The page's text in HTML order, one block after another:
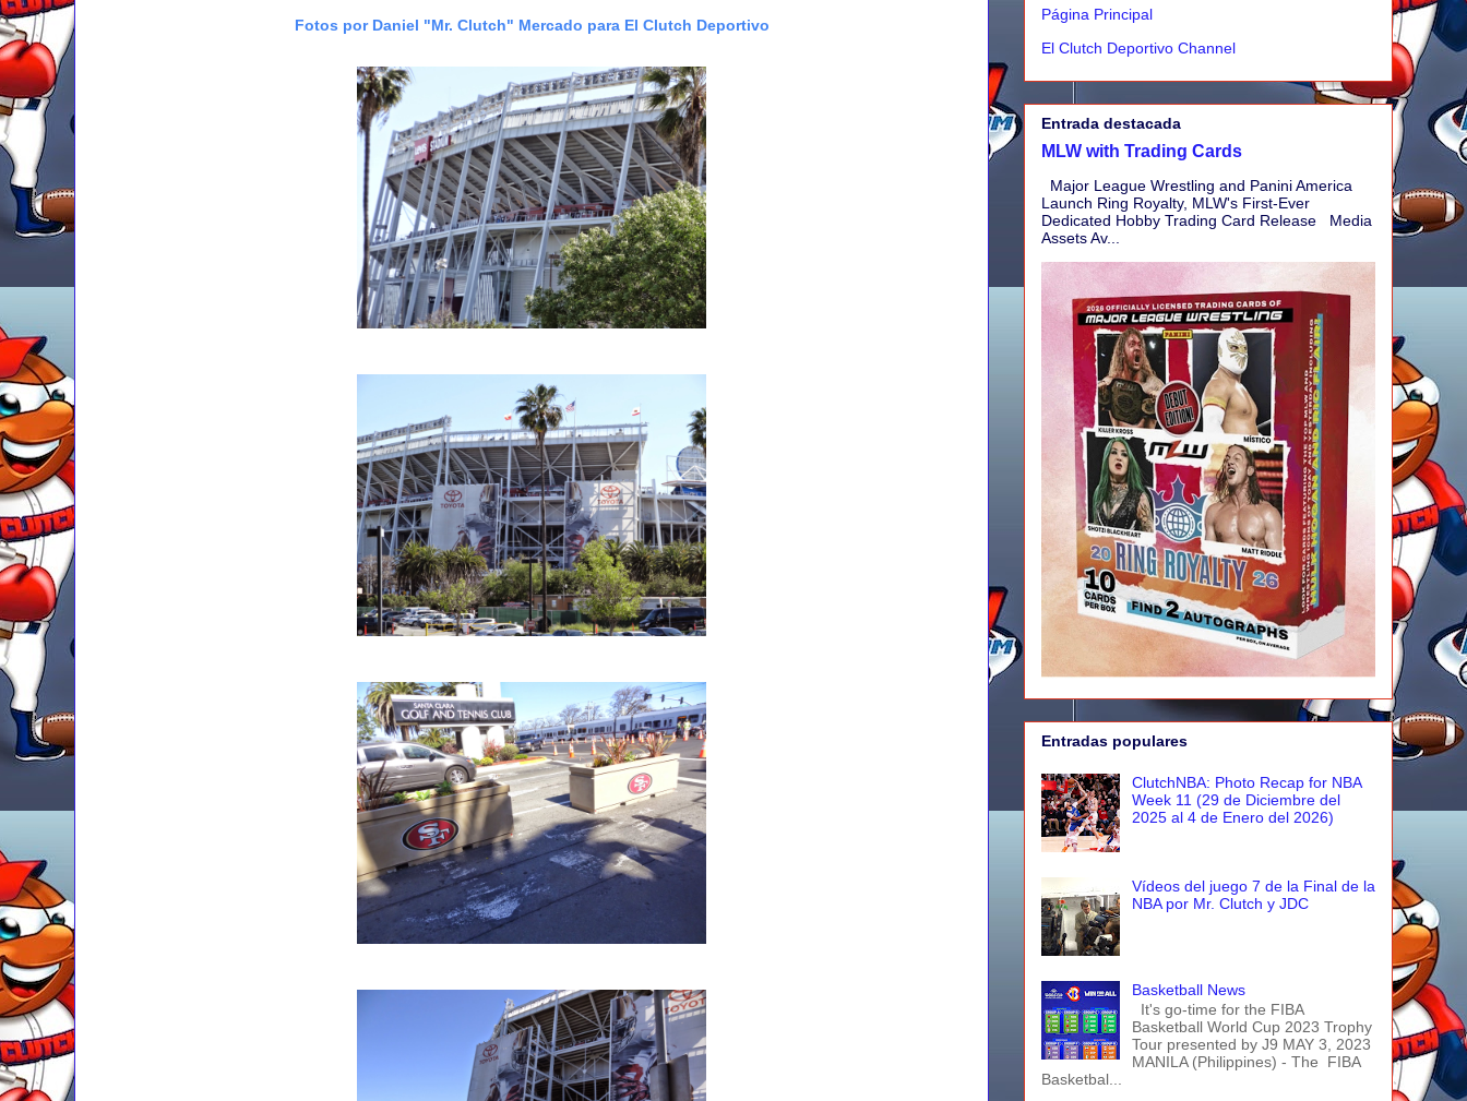
Fotos por Daniel "Mr. Clutch" Mercado para El Clutch Deportivo
Página Principal
El Clutch Deportivo Channel
Entrada destacada
MLW with Trading Cards
Major League Wrestling and Panini America
Launch Ring Royalty, MLW's First-Ever
Dedicated Hobby Trading Card Release Media
Assets Av...
Entradas populares
ClutchNBA: Photo Recap for NBA
Week 11 (29 de Diciembre del
2025 al 4 de Enero del 2026)
Vídeos del juego 7 de la Final de la
NBA por Mr. Clutch y JDC
Basketball News
It's go-time for the FIBA
Basketball World Cup 2023 Trophy
Tour presented by J9 MAY 3, 2023
MANILA (Philippines) - The FIBA
Basketbal...